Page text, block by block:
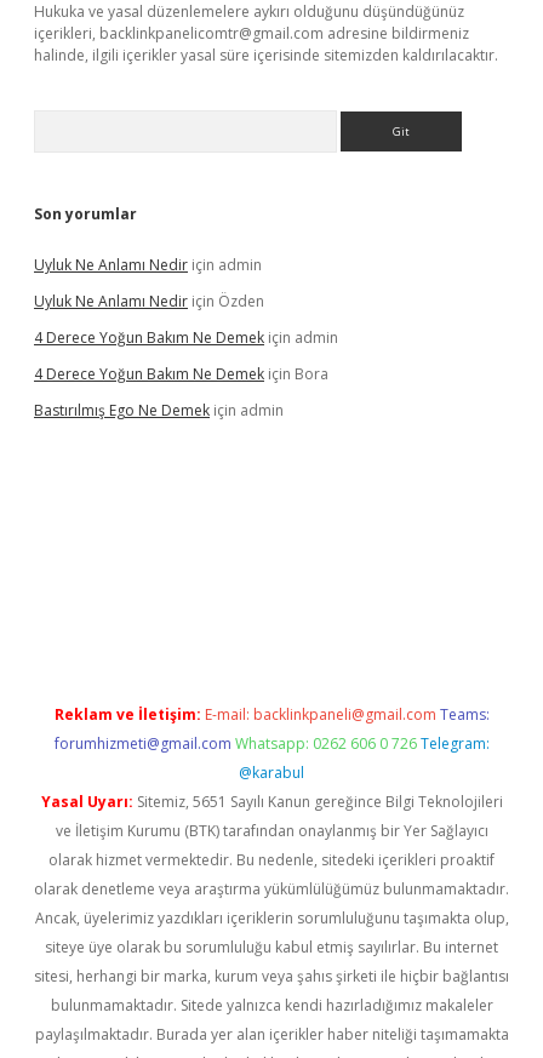
Hukuka ve yasal düzenlemelere aykırı olduğunu düşündüğünüz
içerikleri, backlinkpanelicomtr@gmail.com adresine bildirmeniz
halinde, ilgili içerikler yasal süre içerisinde sitemizden kaldırılacaktır.
Son yorumlar
Uyluk Ne Anlamı Nedir için admin
Uyluk Ne Anlamı Nedir için Özden
4 Derece Yoğun Bakım Ne Demek için admin
4 Derece Yoğun Bakım Ne Demek için Bora
Bastırılmış Ego Ne Demek için admin
Reklam ve İletişim: E-mail: backlinkpaneli@gmail.com Teams:
forumhizmeti@gmail.com Whatsapp: 0262 606 0 726 Telegram:
@karabul
Yasal Uyarı: Sitemiz, 5651 Sayılı Kanun gereğince Bilgi Teknolojileri
ve İletişim Kurumu (BTK) tarafından onaylanmış bir Yer Sağlayıcı
olarak hizmet vermektedir. Bu nedenle, sitedeki içerikleri proaktif
olarak denetleme veya araştırma yükümlülüğümüz bulunmamaktadır.
Ancak, üyelerimiz yazdıkları içeriklerin sorumluluğunu taşımakta olup,
siteye üye olarak bu sorumluluğu kabul etmiş sayılırlar. Bu internet
sitesi, herhangi bir marka, kurum veya şahıs şirketi ile hiçbir bağlantısı
bulunmamaktadır. Sitede yalnızca kendi hazırladığımız makaleler
paylaşılmaktadır. Burada yer alan içerikler haber niteliği taşımamakta